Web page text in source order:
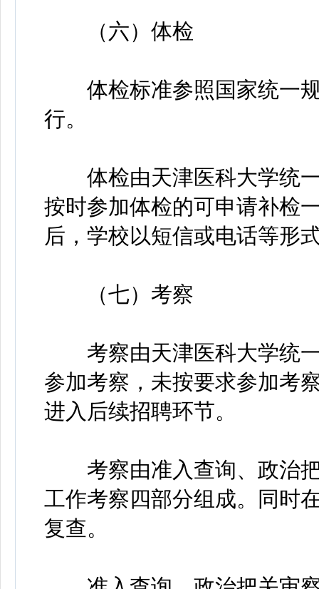
（六）体检
体检标准参照国家统一规
行。
体检由天津医科大学统一
按时参加体检的可申请补检
后，学校以短信或电话等形
（七）考察
考察由天津医科大学统一
参加考察，未按要求参加考
进入后续招聘环节。
考察由准入查询、政治把
工作考察四部分组成。同时
复查。